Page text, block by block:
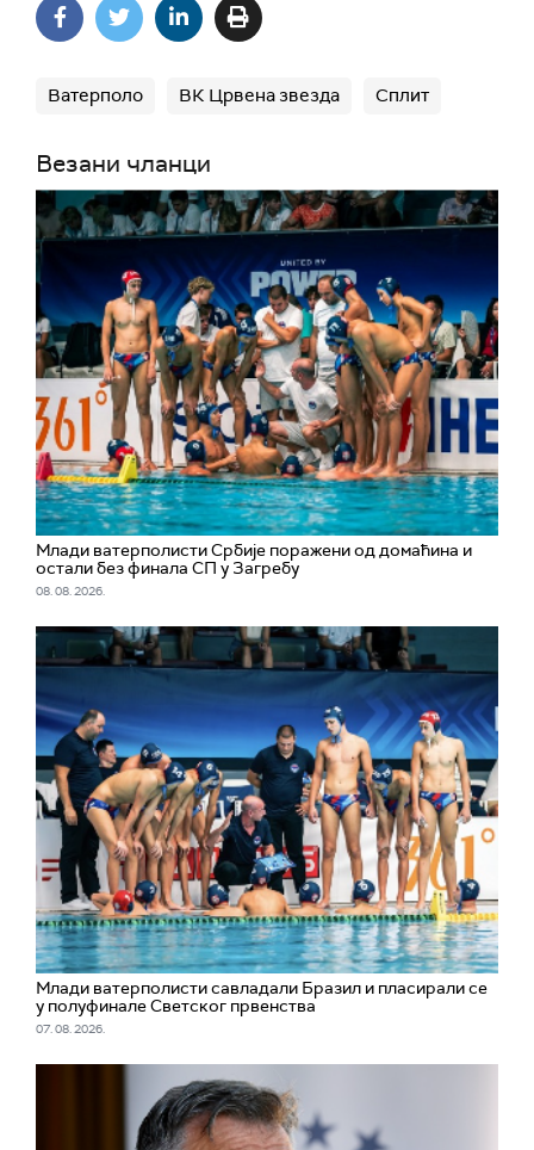
Ватерполо ВК Црвена звезда Сплит
Везани чланци
Млади ватерполисти Србије поражени од домаћина и
остали без финала СП у Загребу
08. 08. 2026.
Млади ватерполисти савладали Бразил и пласирали се
у полуфинале Светског првенства
07. 08. 2026.